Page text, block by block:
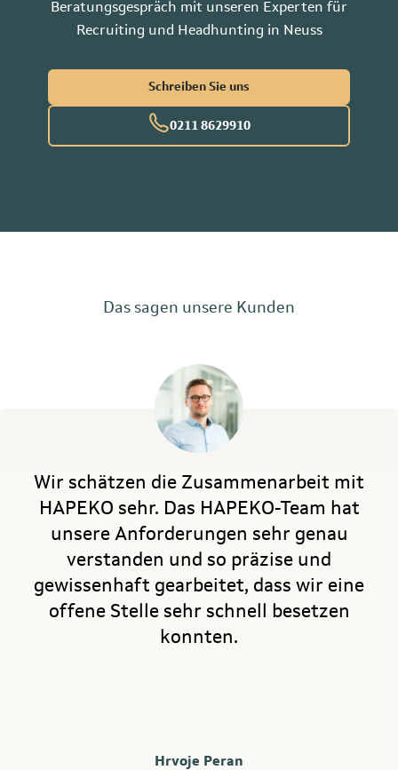
Beratungsgespräch mit unseren Experten für
Recruiting und Headhunting in Neuss
Schreiben Sie uns
0211 8629910
Das sagen unsere Kunden
Wir schätzen die Zusammenarbeit mit
HAPEKO sehr. Das HAPEKO-Team hat
unsere Anforderungen sehr genau
verstanden und so präzise und
gewissenhaft gearbeitet, dass wir eine
offene Stelle sehr schnell besetzen
konnten.
Hrvoje Peran